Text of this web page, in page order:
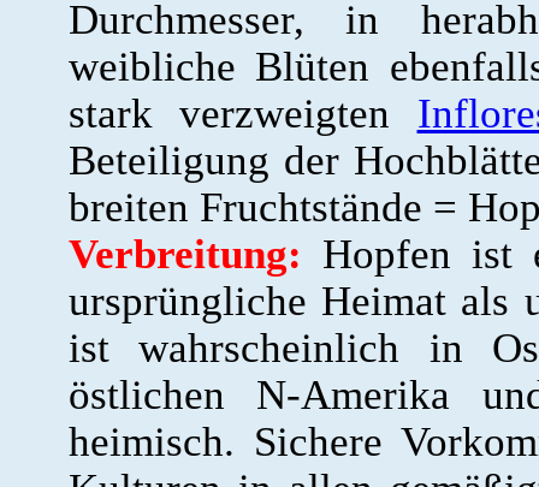
Durchmesser, in
weibliche Blüten
stark verzweigten
Beteiligung der
breiten Fruchtstände =
Verbreitung: Hopfen ist
ursprüngliche Heimat
ist wahrscheinlich in
östlichen N-Amerika
heimisch. Sichere